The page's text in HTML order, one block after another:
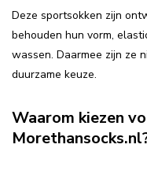
Deze sportsokken zijn
behouden hun vorm,
wassen. Daarmee zijn ze
duurzame keuze.
Waarom kiezen